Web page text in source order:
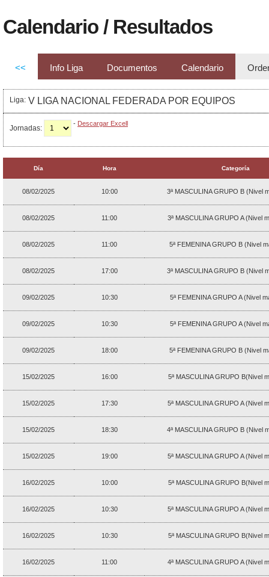
Calendario / Resultados
<< Info Liga Documentos Calendario
Liga: V LIGA NACIONAL FEDERADA POR EQUIPOS
Jornadas:
- Descargar Excell
Día Hora Categoría
08/02/2025 10:00 3ª MASCULINA GRUPO B (Nivel
08/02/2025 11:00 3ª MASCULINA GRUPO A (Nivel
08/02/2025 11:00 5ª FEMENINA GRUPO B (Nivel
08/02/2025 17:00 3ª MASCULINA GRUPO B (Nivel
09/02/2025 10:30 5ª FEMENINA GRUPO A (Nivel
09/02/2025 10:30 5ª FEMENINA GRUPO A (Nivel
09/02/2025 18:00 5ª FEMENINA GRUPO B (Nivel
15/02/2025 16:00 5ª MASCULINA GRUPO B(Nivel
15/02/2025 17:30 5ª MASCULINA GRUPO A (Nivel
15/02/2025 18:30 4ª MASCULINA GRUPO B (Nivel
15/02/2025 19:00 5ª MASCULINA GRUPO A (Nivel
16/02/2025 10:00 5ª MASCULINA GRUPO B(Nivel
16/02/2025 10:30 5ª MASCULINA GRUPO A (Nivel
16/02/2025 10:30 5ª MASCULINA GRUPO B(Nivel
16/02/2025 11:00 4ª MASCULINA GRUPO A (Nivel